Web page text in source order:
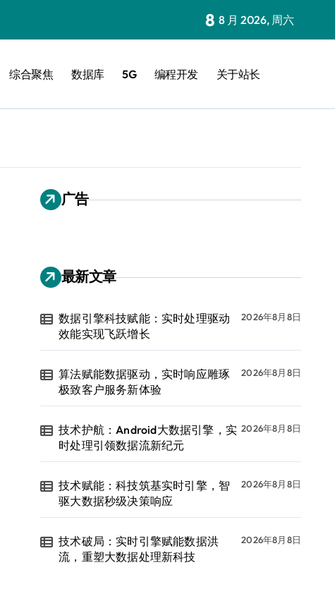
8 8 月 2026, 周六
综合聚焦 数据库 5G 编程开发 关于站长
广告
最新文章
数据引擎科技赋能：实时处理驱动
效能实现飞跃增长
2026年8月8日
算法赋能数据驱动，实时响应雕琢
极致客户服务新体验
2026年8月8日
技术护航：Android大数据引擎，实
时处理引领数据流新纪元
2026年8月8日
技术赋能：科技筑基实时引擎，智
驱大数据秒级决策响应
2026年8月8日
技术破局：实时引擎赋能数据洪
流，重塑大数据处理新科技
2026年8月8日